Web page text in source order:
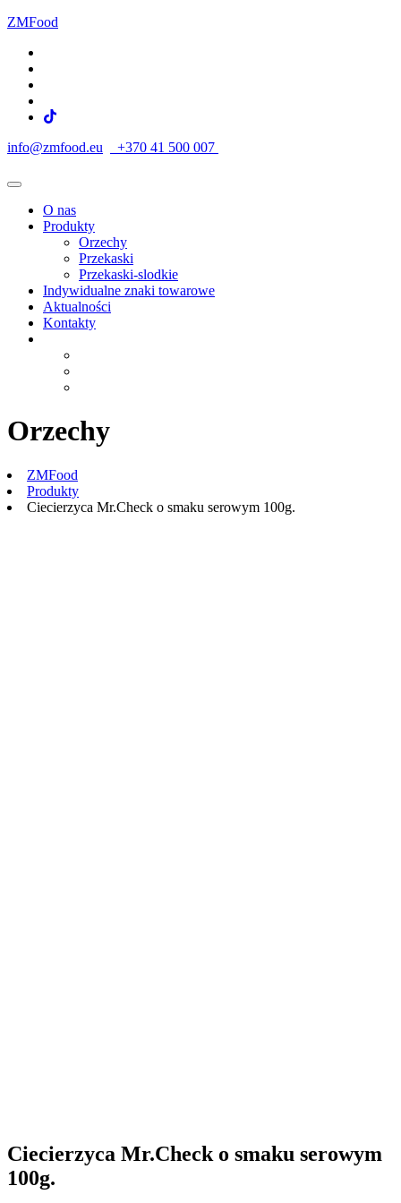
ZMFood
info@zmfood.eu +370 41 500 007
O nas
Produkty
Orzechy
Przekaski
Przekaski-slodkie
Indywidualne znaki towarowe
Aktualności
Kontakty
Orzechy
ZMFood
Produkty
Ciecierzyca Mr.Check o smaku serowym 100g.
Ciecierzyca Mr.Check o smaku serowym
100g.